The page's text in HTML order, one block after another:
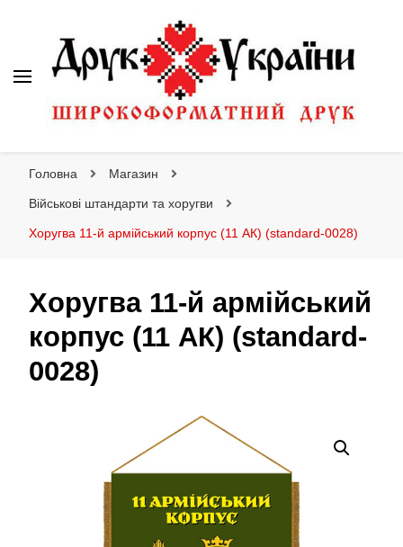
Головна Магазин
Військові штандарти та хоругви
Хоругва 11-й армійський корпус (11 АК) (standard-0028)
Хоругва 11-й армійський
корпус (11 АК) (standard-
0028)